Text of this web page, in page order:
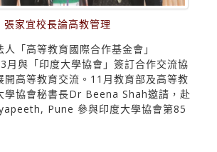
張家宜校長論高教管理
人「高等教育國際合作基金會」
月與「印度大學協會」簽訂合作交流協
開高等教育交流。11月教育部及高等教
學協會秘書長Dr Beena Shah邀請，赴
Pune 參與印度大學協會第85